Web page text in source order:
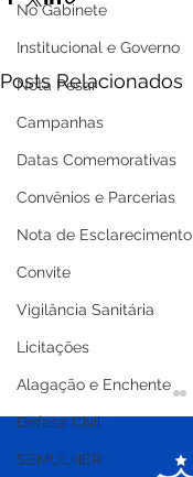
No Gabinete
Institucional e Governo
Nota Pesar
Campanhas
Datas Comemorativas
Convênios e Parcerias
Nota de Esclarecimento
Convite
Vigilância Sanitária
Licitações
Alagação e Enchente
Defesa Civil
SEMULHER
Posts Relacionados